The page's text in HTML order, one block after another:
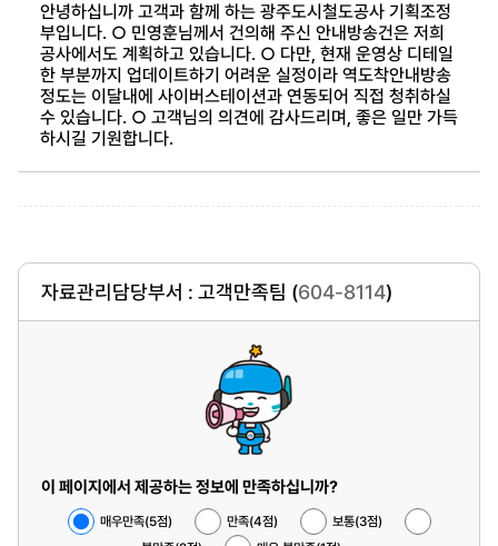
안녕하십니까 고객과 함께 하는 광주도시철도공사 기획조정
부입니다. ○ 민영훈님께서 건의해 주신 안내방송건은 저희
공사에서도 계획하고 있습니다. ○ 다만, 현재 운영상 디테일
한 부분까지 업데이트하기 어려운 실정이라 역도착안내방송
정도는 이달내에 사이버스테이션과 연동되어 직접 청취하실
수 있습니다. ○ 고객님의 의견에 감사드리며, 좋은 일만 가득
하시길 기원합니다.
자료관리담당부서 : 고객만족팀 (604-8114)
이 페이지에서 제공하는 정보에 만족하십니까?
매우만족(5점) 만족(4점)
보통(3점)